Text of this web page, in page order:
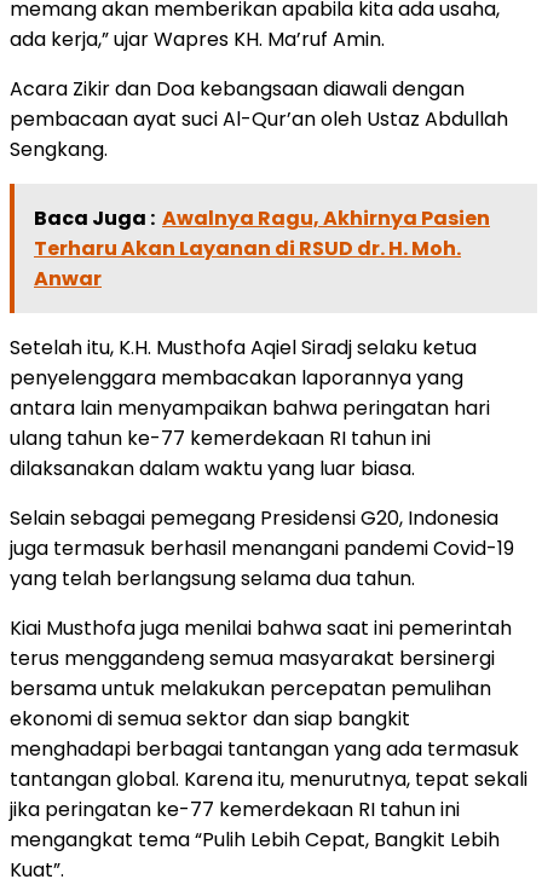
memang akan memberikan apabila kita ada usaha,
ada kerja,” ujar Wapres KH. Ma’ruf Amin.
Acara Zikir dan Doa kebangsaan diawali dengan
pembacaan ayat suci Al-Qur’an oleh Ustaz Abdullah
Sengkang.
Baca Juga : Awalnya Ragu, Akhirnya Pasien
Terharu Akan Layanan di RSUD dr. H. Moh.
Anwar
Setelah itu, K.H. Musthofa Aqiel Siradj selaku ketua
penyelenggara membacakan laporannya yang
antara lain menyampaikan bahwa peringatan hari
ulang tahun ke-77 kemerdekaan RI tahun ini
dilaksanakan dalam waktu yang luar biasa.
Selain sebagai pemegang Presidensi G20, Indonesia
juga termasuk berhasil menangani pandemi Covid-19
yang telah berlangsung selama dua tahun.
Kiai Musthofa juga menilai bahwa saat ini pemerintah
terus menggandeng semua masyarakat bersinergi
bersama untuk melakukan percepatan pemulihan
ekonomi di semua sektor dan siap bangkit
menghadapi berbagai tantangan yang ada termasuk
tantangan global. Karena itu, menurutnya, tepat sekali
jika peringatan ke-77 kemerdekaan RI tahun ini
mengangkat tema “Pulih Lebih Cepat, Bangkit Lebih
Kuat”.